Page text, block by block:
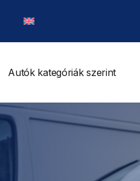
Autók kategóriák szerint